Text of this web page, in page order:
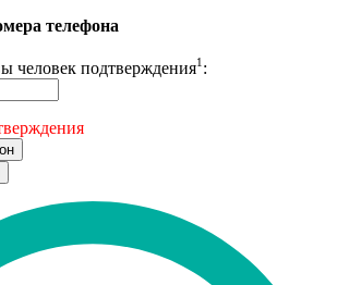
телефона
человек подтверждения1 :